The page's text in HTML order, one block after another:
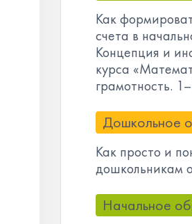
Как
счета в
Концепция и
курса
грамотность.
Дошкольное
Как просто и
дошкольникам
Начальное